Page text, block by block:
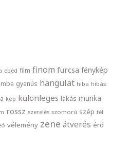
ebéd film finom furcsa fénykép
gyanús hangulat hiba hibás
kép különleges lakás munka
rossz szerelés szomorú szép tél
vélemény zene átverés érd